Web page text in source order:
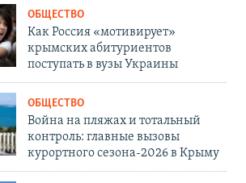
ОБЩЕСТВО
Как Россия «мотивирует»
крымских абитуриентов
поступать в вузы Украины
ОБЩЕСТВО
Война на пляжах и тотальный
контроль: главные вызовы
курортного сезона-2026 в Крыму